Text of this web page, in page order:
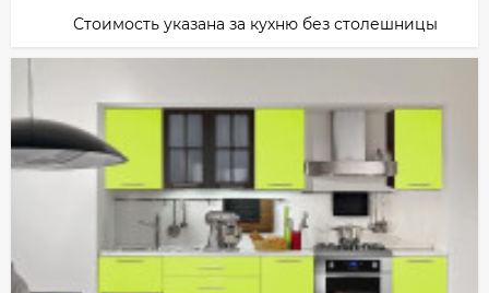
Стоимость указана за кухню без столешницы